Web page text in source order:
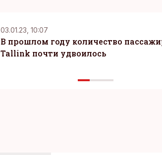
03.01.23, 10:07
В прошлом году количество
Tallink почти удвоилось